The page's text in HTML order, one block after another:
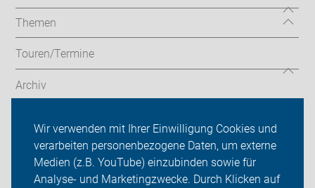
Wir verwenden mit Ihrer Einwilligung Cookies und
verarbeiten personenbezogene Daten, um externe
Medien (z.B. YouTube) einzubinden sowie für
Analyse- und Marketingzwecke. Durch Klicken auf
Themen
Touren/Termine
Archiv
ADFC Lehrte/Sehnde
Sei dabei